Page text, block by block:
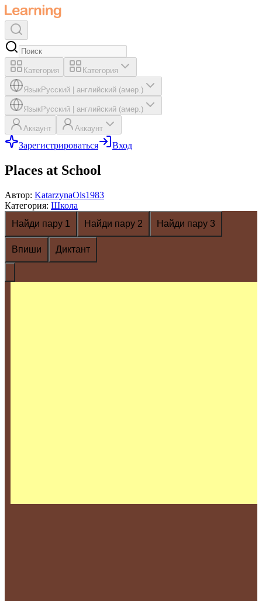
Категория Категория
ЯзыкРусский английский (амер.)
ЯзыкРусский английский (амер.)
Аккаунт Аккаунт
Зарегистрироваться Вход
Places at School
Автор: KatarzynaOls1983
Категория: Школа
Найди пару 1
Найди пару 2 Найди пару 3
Впиши Диктант